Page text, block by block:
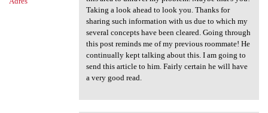
Taking a look ahead to look you. Thanks for
sharing such information with us due to which my
several concepts have been cleared. Going through
this post reminds me of my previous roommate! He
continually kept talking about this. I am going to
send this article to him. Fairly certain he will have
a very good read.